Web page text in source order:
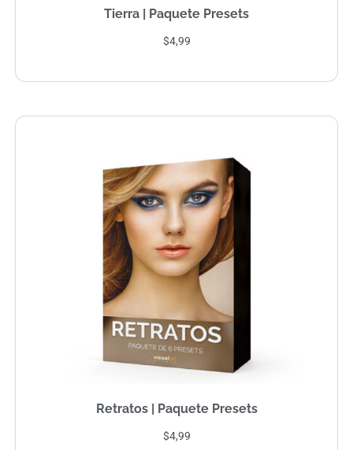
Tierra | Paquete Presets
$4,99
Retratos | Paquete Presets
$4,99